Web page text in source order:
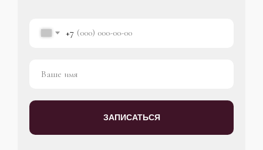
+7
ЗАПИСАТЬСЯ